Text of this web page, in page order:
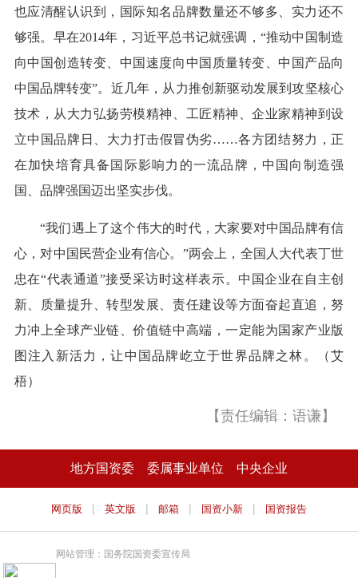
也应清醒认识到，国际知名品牌数量还不够多、实力还不
够强。早在2014年，习近平总书记就强调，“推动中国制造
向中国创造转变、中国速度向中国质量转变、中国产品向
中国品牌转变”。近几年，从力推创新驱动发展到攻坚核心
技术，从大力弘扬劳模精神、工匠精神、企业家精神到设
立中国品牌日、大力打击假冒伪劣……各方团结努力，正
在加快培育具备国际影响力的一流品牌，中国向制造强
国、品牌强国迈出坚实步伐。
“我们遇上了这个伟大的时代，大家要对中国品牌有信
心，对中国民营企业有信心。”两会上，全国人大代表丁世
忠在“代表通道”接受采访时这样表示。中国企业在自主创
新、质量提升、转型发展、责任建设等方面奋起直追，努
力冲上全球产业链、价值链中高端，一定能为国家产业版
图注入新活力，让中国品牌屹立于世界品牌之林。（艾
梧）
【责任编辑：语谦】
地方国资委 委属事业单位 中央企业
网页版 | 英文版 | 邮箱 | 国资小新 | 国资报告
网站管理：国务院国资委宣传局